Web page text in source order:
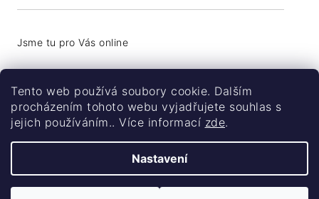
Tento web používá soubory cookie. Dalším
procházením tohoto webu vyjadřujete souhlas s
jejich používáním.. Více informací zde.
Nastavení
info@coolsocks.cz